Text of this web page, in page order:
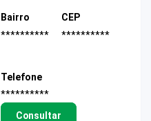
Bairro
**********
CEP
**********
Telefone
**********
Consultar